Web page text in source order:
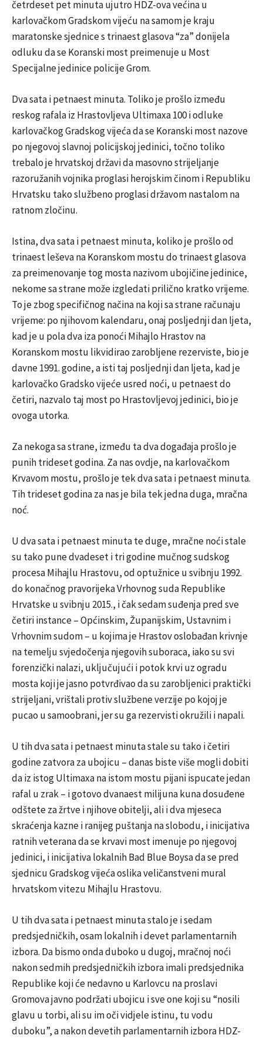
četrdeset pet minuta ujutro HDZ-ova većina u
karlovačkom Gradskom vijeću na samom je kraju
maratonske sjednice s trinaest glasova “za” donijela
odluku da se Koranski most preimenuje u Most
Specijalne jedinice policije Grom.
Dva sata i petnaest minuta. Toliko je prošlo između
reskog rafala iz Hrastovljeva Ultimaxa 100 i odluke
karlovačkog Gradskog vijeća da se Koranski most nazove
po njegovoj slavnoj policijskoj jedinici, točno toliko
trebalo je hrvatskoj državi da masovno strijeljanje
razoružanih vojnika proglasi herojskim činom i Republiku
Hrvatsku tako službeno proglasi državom nastalom na
ratnom zločinu.
Istina, dva sata i petnaest minuta, koliko je prošlo od
trinaest leševa na Koranskom mostu do trinaest glasova
za preimenovanje tog mosta nazivom ubojičine jedinice,
nekome sa strane može izgledati prilično kratko vrijeme.
To je zbog specifičnog načina na koji sa strane računaju
vrijeme: po njihovom kalendaru, onaj posljednji dan ljeta,
kad je u pola dva iza ponoći Mihajlo Hrastov na
Koranskom mostu likvidirao zarobljene rezerviste, bio je
davne 1991. godine, a isti taj posljednji dan ljeta, kad je
karlovačko Gradsko vijeće usred noći, u petnaest do
četiri, nazvalo taj most po Hrastovljevoj jedinici, bio je
ovoga utorka.
Za nekoga sa strane, između ta dva događaja prošlo je
punih trideset godina. Za nas ovdje, na karlovačkom
Krvavom mostu, prošlo je tek dva sata i petnaest minuta.
Tih trideset godina za nas je bila tek jedna duga, mračna
noć.
U dva sata i petnaest minuta te duge, mračne noći stale
su tako pune dvadeset i tri godine mučnog sudskog
procesa Mihajlu Hrastovu, od optužnice u svibnju 1992.
do konačnog pravorijeka Vrhovnog suda Republike
Hrvatske u svibnju 2015., i čak sedam suđenja pred sve
četiri instance – Općinskim, Županijskim, Ustavnim i
Vrhovnim sudom – u kojima je Hrastov oslobađan krivnje
na temelju svjedočenja njegovih suboraca, iako su svi
forenzički nalazi, uključujući i potok krvi uz ogradu
mosta koji je jasno potvrđivao da su zarobljenici praktički
strijeljani, vrištali protiv službene verzije po kojoj je
pucao u samoobrani, jer su ga rezervisti okružili i napali.
U tih dva sata i petnaest minuta stale su tako i četiri
godine zatvora za ubojicu – danas biste više mogli dobiti
da iz istog Ultimaxa na istom mostu pijani ispucate jedan
rafal u zrak – i gotovo dvanaest milijuna kuna dosuđene
odštete za žrtve i njihove obitelji, ali i dva mjeseca
skraćenja kazne i ranijeg puštanja na slobodu, i inicijativa
ratnih veterana da se krvavi most imenuje po njegovoj
jedinici, i inicijativa lokalnih Bad Blue Boysa da se pred
sjednicu Gradskog vijeća oslika veličanstveni mural
hrvatskom vitezu Mihajlu Hrastovu.
U tih dva sata i petnaest minuta stalo je i sedam
predsjedničkih, osam lokalnih i devet parlamentarnih
izbora. Da bismo onda duboko u dugoj, mračnoj noći
nakon sedmih predsjedničkih izbora imali predsjednika
Republike koji će nedavno u Karlovcu na proslavi
Gromova javno podržati ubojicu i sve one koji su “nosili
glavu u torbi, ali su im oči vidjele istinu, tu vodu
duboku”, a nakon devetih parlamentarnih izbora HDZ-